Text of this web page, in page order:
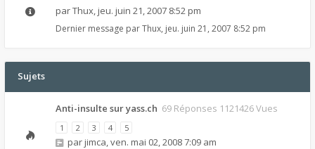
parThux, jeu. juin 21, 2007 8:52 pm
Dernier message parThux, jeu. juin 21, 2007 8:52 pm
Sujets
Anti-insulte sur yass.ch 69 Réponses 1121426 Vues
1 2 3 4 5
par jimca,ven. mai 02, 2008 7:09 am